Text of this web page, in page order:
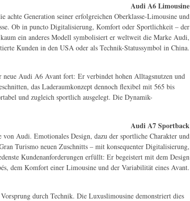
Audi A6 Limousine
achte Generation seiner erfolgreichen Oberklasse-Limousine und
Ob in puncto Digitalisierung, Komfort oder Sportlichkeit – der
ein anderes Modell symbolisiert er weltweit die Marke Audi,
Kunden in den USA oder als Technik-Statussymbol in China.
Audi A6 Avant fort: Er verbindet hohen Alltagsnutzen und
das Laderaumkonzept dennoch flexibel mit 565 bis
und zugleich sportlich ausgelegt. Die Dynamik-
Audi A7 Sportback
von Audi. Emotionales Design, dazu der sportliche Charakter und
Turismo neuen Zuschnitts – mit konsequenter Digitalisierung,
Kundenanforderungen erfüllt: Er begeistert mit dem Design
dem Komfort einer Limousine und der Variabilität eines Avant.
durch Technik. Die Luxuslimousine demonstriert dies